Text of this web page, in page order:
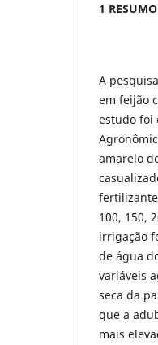
1 RESUMO
A
em feijão
estudo foi
amarelo
fertilizante
100, 150,
irrigação
de água
variáveis
seca da
que a
mais